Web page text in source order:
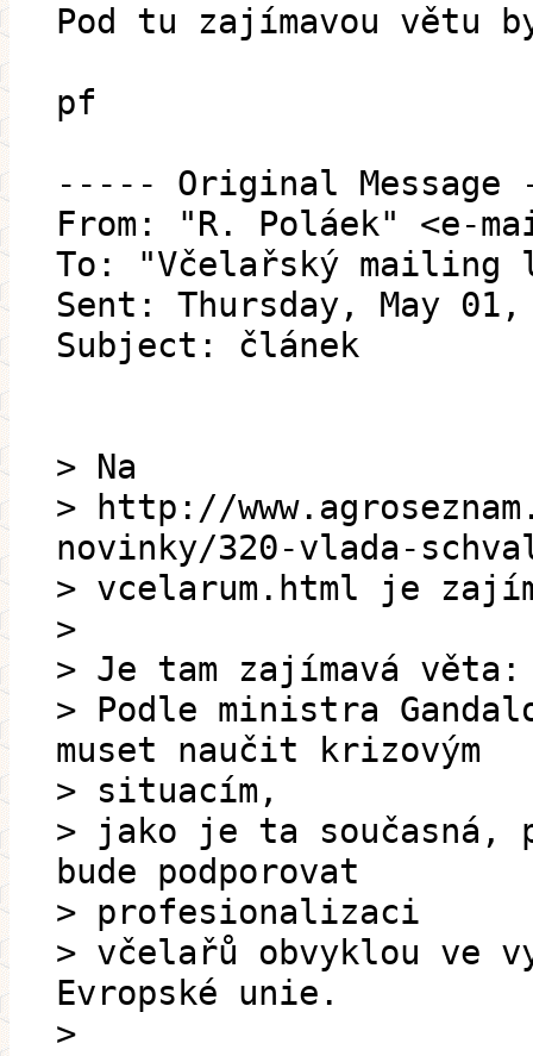
Pod tu zajímavou větu
pf
----- Original
From: "R. Poláek" <e-
To: "Včelařský
Sent: Thursday, May 01,
Subject: článek
> Na
> http://
novinky/320-vlada-
> vcelarum.html je
>
> Je tam zajímavá věta:
> Podle ministra
muset naučit krizovým
> situacím,
> jako je ta současná,
bude podporovat
> profesionalizaci
> včelařů obvyklou ve
Evropské unie.
>